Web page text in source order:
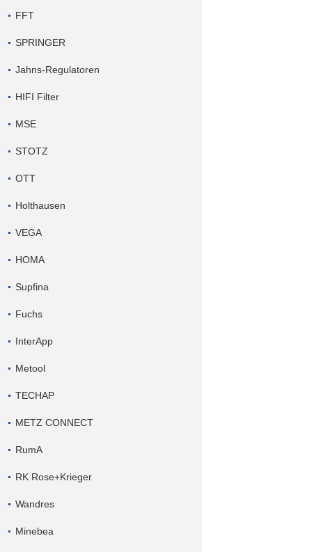
FFT
SPRINGER
Jahns-Regulatoren
HIFI Filter
MSE
STOTZ
OTT
Holthausen
VEGA
HOMA
Supfina
Fuchs
InterApp
Metool
TECHAP
METZ CONNECT
RumA
RK Rose+Krieger
Wandres
Minebea